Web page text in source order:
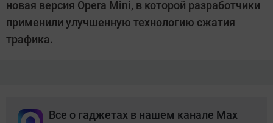
новая версия Opera Mini, в которой разработчики
применили улучшенную технологию сжатия
трафика.
Все о гаджетах в нашем канале Max